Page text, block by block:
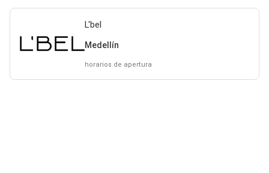
L'bel
Medellín
horarios de apertura